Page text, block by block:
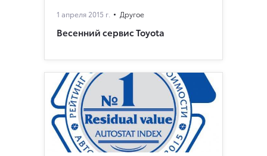
1 апреля 2015 г. Другое
Весенний сервис Toyota